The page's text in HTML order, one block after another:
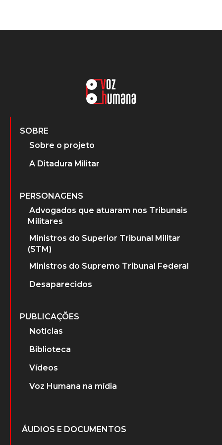
SOBRE
Sobre o projeto
A Ditadura Militar
PERSONAGENS
Advogados que atuaram nos Tribunais
Militares
Ministros do Superior Tribunal Militar
(STM)
Ministros do Supremo Tribunal Federal
Desaparecidos
PUBLICAÇÕES
Notícias
Biblioteca
Vídeos
Voz Humana na mídia
ÁUDIOS E DOCUMENTOS